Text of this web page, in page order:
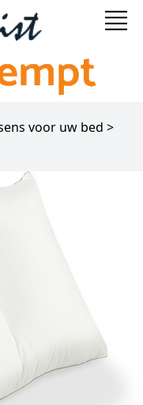
voor uw bed >